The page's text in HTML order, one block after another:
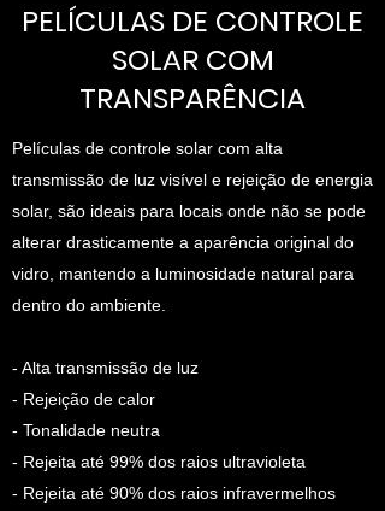
PELÍCULAS DE CONTROLE
SOLAR COM
TRANSPARÊNCIA
Películas de controle solar com alta
transmissão de luz visível e rejeição de energia
solar, são ideais para locais onde não se pode
alterar drasticamente a aparência original do
vidro, mantendo a luminosidade natural para
dentro do ambiente.
- Alta transmissão de luz
- Rejeição de calor
- Tonalidade neutra
- Rejeita até 99% dos raios ultravioleta
- Rejeita até 90% dos raios infravermelhos